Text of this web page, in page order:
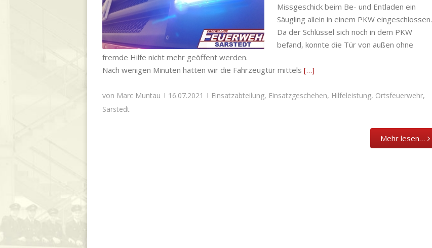
FF Sarstedt | H0 – Türöffnung
Einsatzabteilung,Einsatzgeschehen
Sarstedt
Missgeschick beim Be- und Entladen ein
Säugling allein in einem PKW eingeschlossen.
Da der Schlüssel sich noch in dem PKW
befand, konnte die Tür von außen ohne
fremde Hilfe nicht mehr geöffent werden.
Nach wenigen Minuten hatten wir die Fahrzeugtür mittels […]
von Marc Muntau | 16.07.2021 | Einsatzabteilung, Einsatzgeschehen, Hilfeleistung, Ortsfeuerwehr,
Sarstedt
Mehr lesen…